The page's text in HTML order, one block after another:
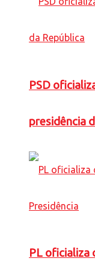
PSD
presidência
PL oficializa